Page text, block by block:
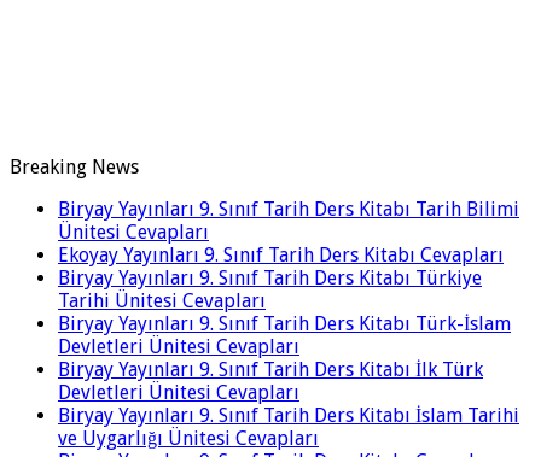
Breaking News
Biryay Yayınları 9. Sınıf Tarih Ders Kitabı Tarih Bilimi
Ünitesi Cevapları
Ekoyay Yayınları 9. Sınıf Tarih Ders Kitabı Cevapları
Biryay Yayınları 9. Sınıf Tarih Ders Kitabı Türkiye
Tarihi Ünitesi Cevapları
Biryay Yayınları 9. Sınıf Tarih Ders Kitabı Türk-İslam
Devletleri Ünitesi Cevapları
Biryay Yayınları 9. Sınıf Tarih Ders Kitabı İlk Türk
Devletleri Ünitesi Cevapları
Biryay Yayınları 9. Sınıf Tarih Ders Kitabı İslam Tarihi
ve Uygarlığı Ünitesi Cevapları